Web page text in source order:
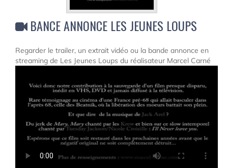
BANCE ANNONCE LES JEUNES LOUPS
Regarder le trailer, un extrait vidéo ou la bande annonce en
streaming de Les Jeunes Loups du réalisateur Marcel Carné